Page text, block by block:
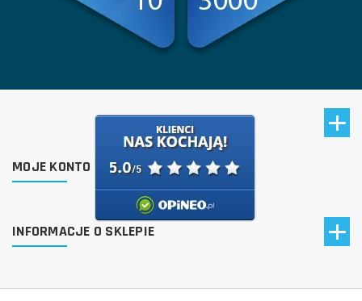
MOJE KONTO
INFORMACJE O SKLEPIE